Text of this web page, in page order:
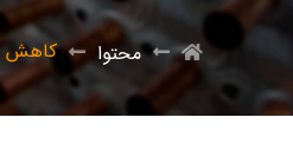
محتوا کاهش